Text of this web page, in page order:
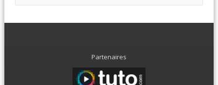
Partenaires